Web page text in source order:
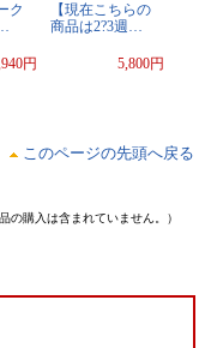
ク
円
【現在こちらの
商品は2?3週…
5,800円
このページの先頭へ戻る
購入は含まれていません。）